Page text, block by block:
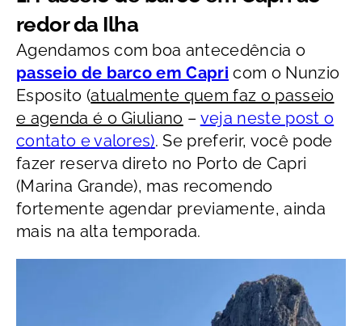
redor da Ilha
Agendamos com boa antecedência o
passeio de barco em Capri com o Nunzio
Esposito (atualmente quem faz o passeio
e agenda é o Giuliano – veja neste post o
contato e valores). Se preferir, você pode
fazer reserva direto no Porto de Capri
(Marina Grande), mas recomendo
fortemente agendar previamente, ainda
mais na alta temporada.